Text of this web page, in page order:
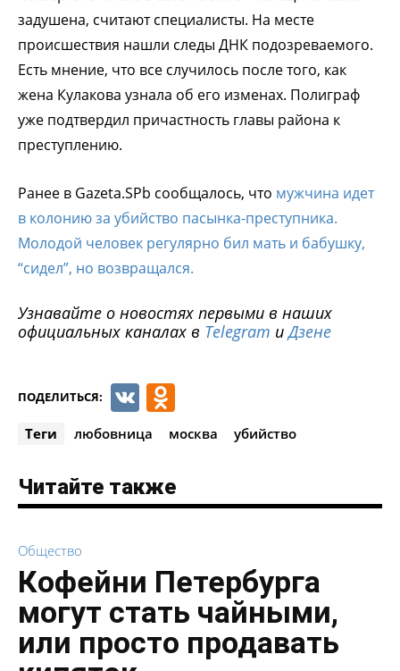
задушена, считают специалисты. На месте
происшествия нашли следы ДНК подозреваемого.
Есть мнение, что все случилось после того, как
жена Кулакова узнала об его изменах. Полиграф
уже подтвердил причастность главы района к
преступлению.
Ранее в Gazeta.SPb сообщалось, что мужчина идет
в колонию за убийство пасынка-преступника.
Молодой человек регулярно бил мать и бабушку,
“сидел”, но возвращался.
Узнавайте о новостях первыми в наших
официальных каналах в Telegram иДзене
ПОДЕЛИТЬСЯ: VK
Теги любовница москва убийство
Читайте также
Общество
Кофейни Петербурга
могут стать чайными,
или просто продавать